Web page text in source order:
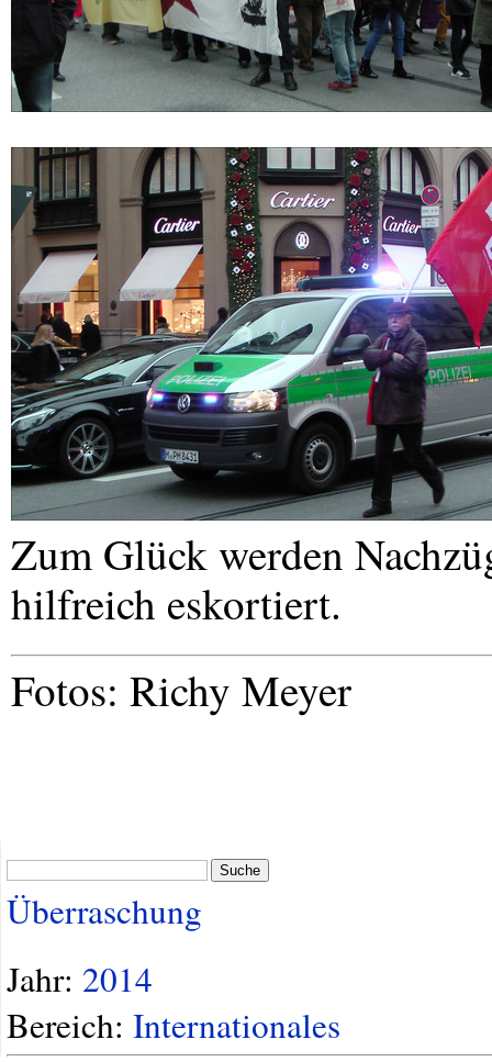
Zum Glück werden
hilfreich eskortiert.
Fotos: Richy Meyer
Suche
Überraschung
Jahr: 2014
Bereich: Internationales